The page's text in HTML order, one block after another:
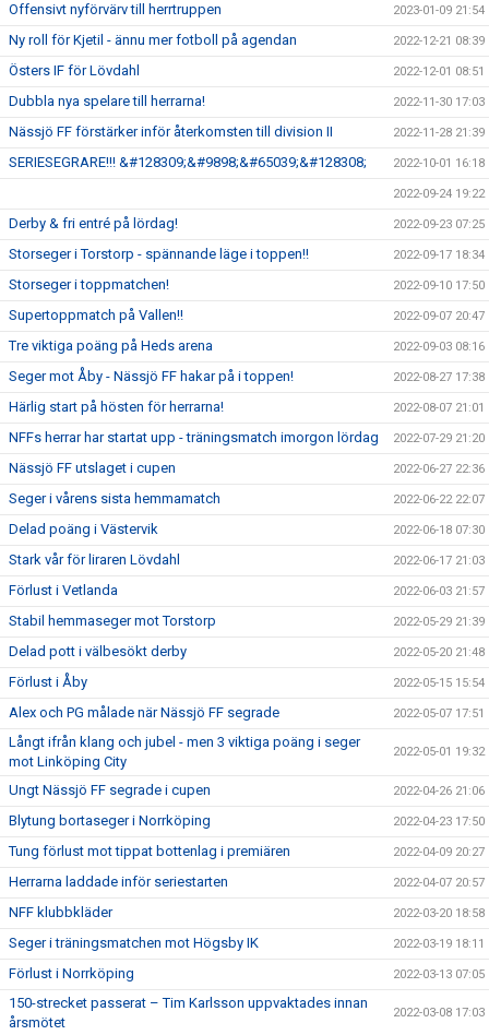
Offensivt nyförvärv till herrtruppen 2023-01-09 21:54
Ny roll för Kjetil - ännu mer fotboll på agendan 2022-12-21 08:39
Östers IF för Lövdahl 2022-12-01 08:51
Dubbla nya spelare till herrarna! 2022-11-30 17:03
Nässjö FF förstärker inför återkomsten till division II 2022-11-28 21:39
SERIESEGRARE!!! &#128309;&#9898;&#65039;&#128308; 2022-10-01 16:18
2022-09-24 19:22
Derby & fri entré på lördag! 2022-09-23 07:25
Storseger i Torstorp - spännande läge i toppen!! 2022-09-17 18:34
Storseger i toppmatchen! 2022-09-10 17:50
Supertoppmatch på Vallen!! 2022-09-07 20:47
Tre viktiga poäng på Heds arena 2022-09-03 08:16
Seger mot Åby - Nässjö FF hakar på i toppen! 2022-08-27 17:38
Härlig start på hösten för herrarna! 2022-08-07 21:01
NFFs herrar har startat upp - träningsmatch imorgon lördag 2022-07-29 21:20
Nässjö FF utslaget i cupen 2022-06-27 22:36
Seger i vårens sista hemmamatch 2022-06-22 22:07
Delad poäng i Västervik 2022-06-18 07:30
Stark vår för liraren Lövdahl 2022-06-17 21:03
Förlust i Vetlanda 2022-06-03 21:57
Stabil hemmaseger mot Torstorp 2022-05-29 21:39
Delad pott i välbesökt derby 2022-05-20 21:48
Förlust i Åby 2022-05-15 15:54
Alex och PG målade när Nässjö FF segrade 2022-05-07 17:51
Långt ifrån klang och jubel - men 3 viktiga poäng i seger
mot Linköping City
2022-05-01 19:32
Ungt Nässjö FF segrade i cupen 2022-04-26 21:06
Blytung bortaseger i Norrköping 2022-04-23 17:50
Tung förlust mot tippat bottenlag i premiären 2022-04-09 20:27
Herrarna laddade inför seriestarten 2022-04-07 20:57
NFF klubbkläder 2022-03-20 18:58
Seger i träningsmatchen mot Högsby IK 2022-03-19 18:11
Förlust i Norrköping 2022-03-13 07:05
150-strecket passerat – Tim Karlsson uppvaktades innan
årsmötet
2022-03-08 17:03